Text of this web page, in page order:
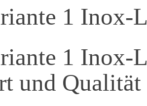
1 Inox-
1 Inox-
und